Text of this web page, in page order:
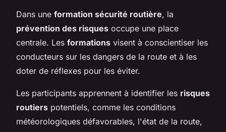
Dans une formation sécurité routière, la
prévention des risques occupe une place
centrale. Les formations visent à conscientiser les
conducteurs sur les dangers de la route et à les
doter de réflexes pour les éviter.
Les participants apprennent à identifier les risques
routiers potentiels, comme les conditions
météorologiques défavorables, l'état de la route,